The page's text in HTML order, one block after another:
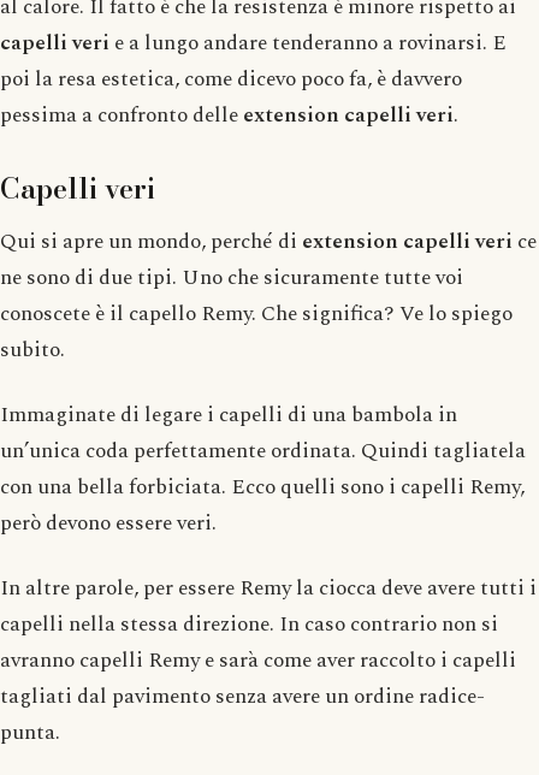
capelli veri e a lungo andare tenderanno a rovinarsi. E
poi la resa estetica, come dicevo poco fa, è davvero
pessima a confronto delleextension capelli veri.
Capelli veri
Qui si apre un mondo, perché di extension capelli veri ce
ne sono di due tipi. Uno che sicuramente tutte voi
conoscete è il capello Remy. Che significa? Ve lo spiego
subito.
Immaginate di legare i capelli di una bambola in
un’unica coda perfettamente ordinata. Quindi tagliatela
con una bella forbiciata. Ecco quelli sono i capelli Remy,
però devono essere veri.
In altre parole, per essere Remy la ciocca deve avere tutti i
capelli nella stessa direzione. In caso contrario non si
avranno capelli Remy e sarà come aver raccolto i capelli
tagliati dal pavimento senza avere un ordine radice-
punta.